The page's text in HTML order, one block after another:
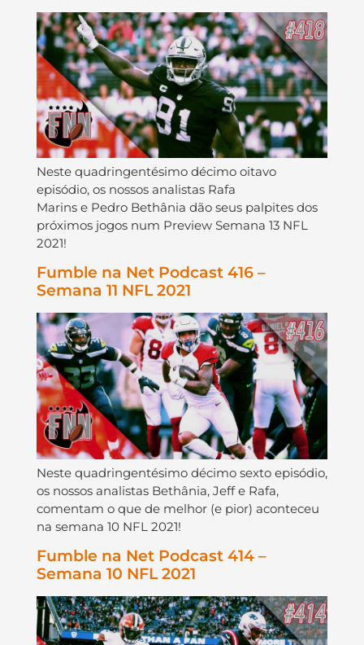
Neste quadringentésimo décimo oitavo
episódio, os nossos analistas Rafa
Marins e Pedro Bethânia dão seus palpites dos
próximos jogos num Preview Semana 13 NFL
2021!
Fumble na Net Podcast 416 –
Semana 11 NFL 2021
Neste quadringentésimo décimo sexto episódio,
os nossos analistas Bethânia, Jeff e Rafa,
comentam o que de melhor (e pior) aconteceu
na semana 10 NFL 2021!
Fumble na Net Podcast 414 –
Semana 10 NFL 2021